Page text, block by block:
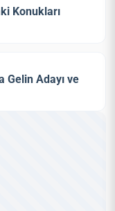
Konukları
Gelin Adayı ve